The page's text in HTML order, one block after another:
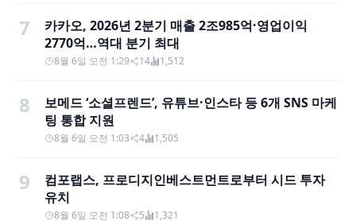
7
카카오, 2026년 2분기 매출 2조985억·영업이익
2770억…역대 분기 최대
8월 6일 오전 1:29 14 1,512
8
보메드 ‘소셜프렌드’, 유튜브·인스타 등 6개 SNS 마케
팅 통합 지원
8월 6일 오전 1:03 4 1,505
9
컴포랩스, 프로디지인베스트먼트로부터 시드 투자
유치
8월 6일 오전 1:08 5 1,321